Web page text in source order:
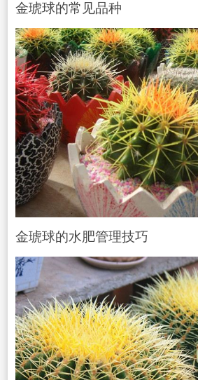
金琥球的常见品种
金琥球的水肥管理技巧